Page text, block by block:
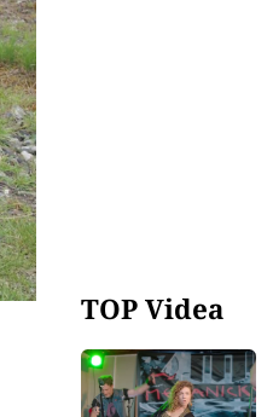
TOP Videa